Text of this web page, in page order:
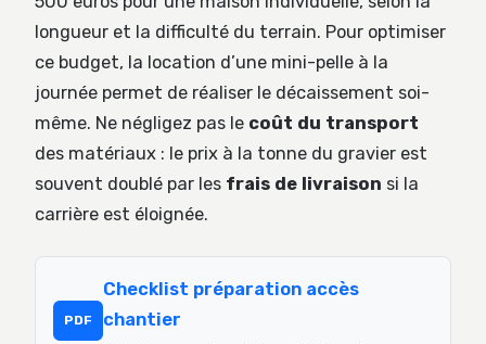
longueur et la difficulté du terrain. Pour optimiser
ce budget, la location d’une mini-pelle à la
journée permet de réaliser le décaissement soi-
même. Ne négligez pas le coût du transport
des matériaux : le prix à la tonne du gravier est
souvent doublé par les frais de livraison si la
carrière est éloignée.
PDF
Checklist préparation accès
chantier